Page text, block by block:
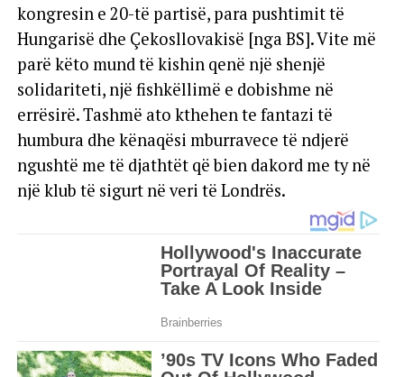
kongresin e 20-të partisë, para pushtimit të
Hungarisë dhe Çekosllovakisë [nga BS]. Vite më
parë këto mund të kishin qenë një shenjë
solidariteti, një fishkëllimë e dobishme në
errësirë. Tashmë ato kthehen te fantazi të
humbura dhe kënaqësi mburravece të ndjerë
ngushtë me të djathtët që bien dakord me ty në
një klub të sigurt në veri të Londrës.